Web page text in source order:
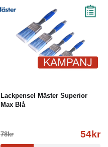
Lackpensel Mäster Superior
Max Blå
78kr 54kr